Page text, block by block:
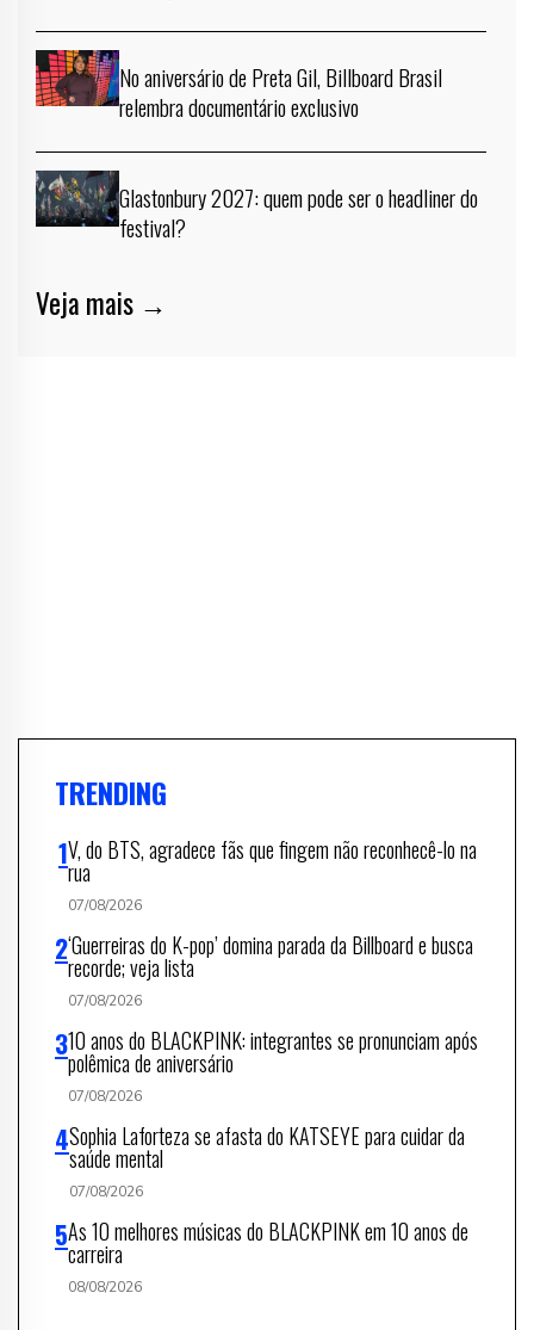
No aniversário de Preta Gil, Billboard Brasil
relembra documentário exclusivo
Glastonbury 2027: quem pode ser o headliner do
festival?
Veja mais →
TRENDING
V, do BTS, agradece fãs que fingem não reconhecê-lo na
rua
07/08/2026
‘Guerreiras do K-pop’ domina parada da Billboard e busca
recorde; veja lista
07/08/2026
10 anos do BLACKPINK: integrantes se pronunciam após
polêmica de aniversário
07/08/2026
Sophia Laforteza se afasta do KATSEYE para cuidar da
saúde mental
07/08/2026
As 10 melhores músicas do BLACKPINK em 10 anos de
carreira
08/08/2026